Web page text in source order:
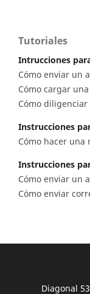
Tutoriales
Intrucciones
Cómo enviar un
Cómo cargar
Cómo diligenciar
Instrucciones
Cómo hacer una
Instrucciones
Cómo enviar un
Cómo enviar
Diagonal